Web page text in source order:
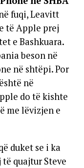
fuqi, Leavitt
të Apple prej
e Bashkuara.
beson në
në shtëpi. Por
në
do të kishte
me lëvizjen e
duket se i ka
quajtur Steve